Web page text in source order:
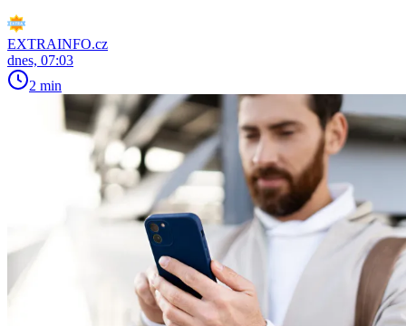
EXTRAINFO.cz
dnes, 07:03
2 min